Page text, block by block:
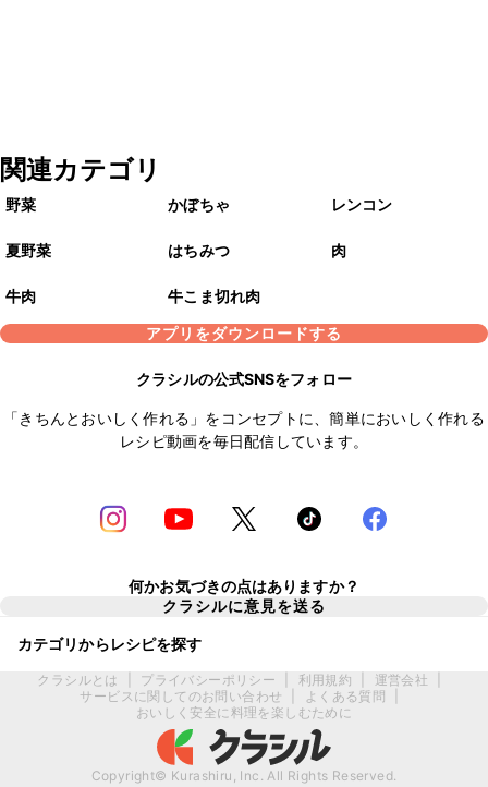
関連カテゴリ
野菜 かぼちゃ レンコン
夏野菜 はちみつ 肉
牛肉
牛こま切れ肉
アプリをダウンロードする
クラシルの公式SNSをフォロー
「きちんとおいしく作れる」をコンセプトに、簡単においしく作れる
レシピ動画を毎日配信しています。
何かお気づきの点はありますか？
クラシルに意見を送る
カテゴリからレシピを探す
クラシルとは プライバシーポリシー 利用規約 運営会社
サービスに関してのお問い合わせ
よくある質問
おいしく安全に料理を楽しむために
Copyright© Kurashiru, Inc. All Rights Reserved.